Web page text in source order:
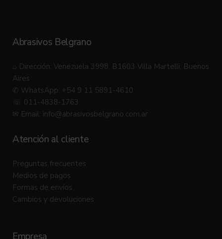
Abrasivos Belgrano
⌂ Dirección: Venezuela 3998, B1603 Villa Martelli, Buenos
Aires
✆ WhatsApp: +54 9 11 5891-4610
☏ 011-4838-1763
✉ Email: info@abrasivosbelgrano.com.ar
Atención al cliente
Preguntas frecuentes
Medios de pagos
Formas de envíos
Cambios y devoluciones